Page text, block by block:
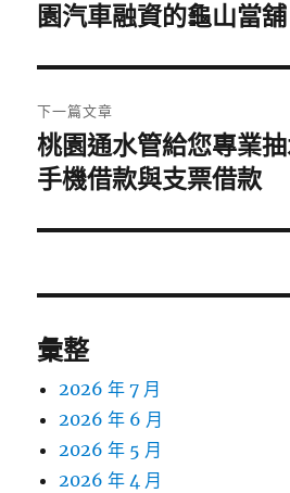
導
覽
一
文
章:
園汽車融資的龜山當舖
下一篇文章
下
一
文
桃園通水管給您專業
手機借款與支票借款
彙整
2026 年 7 月
2026 年 6 月
2026 年 5 月
2026 年 4 月